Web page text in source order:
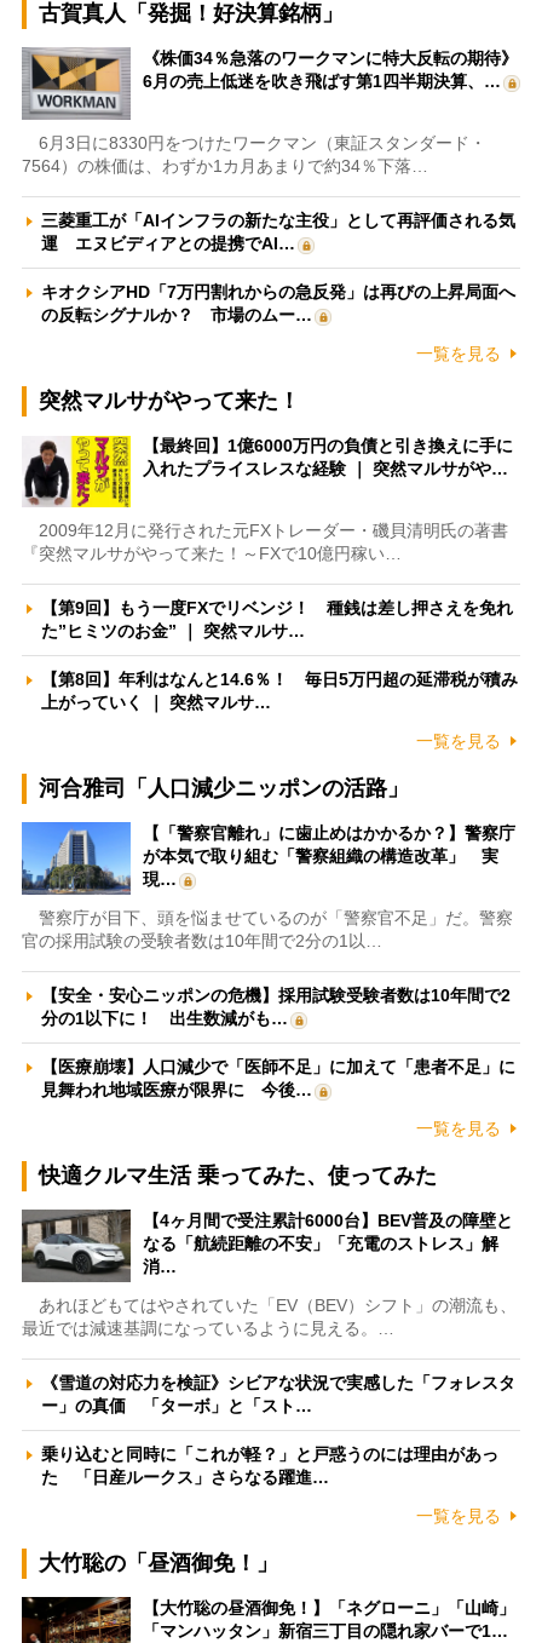
古賀真人「発掘！好決算銘柄」
《株価34％急落のワークマンに特大反転の期待》
6月の売上低迷を吹き飛ばす第1四半期決算、…
6月3日に8330円をつけたワークマン（東証スタンダード・
7564）の株価は、わずか1カ月あまりで約34％下落…
三菱重工が「AIインフラの新たな主役」として再評価される気
運 エヌビディアとの提携でAI…
キオクシアHD「7万円割れからの急反発」は再びの上昇局面へ
の反転シグナルか？ 市場のムー…
一覧を見る
突然マルサがやって来た！
【最終回】1億6000万円の負債と引き換えに手に
入れたプライスレスな経験 ｜ 突然マルサがや…
2009年12月に発行された元FXトレーダー・磯貝清明氏の著書
『突然マルサがやって来た！～FXで10億円稼い…
【第9回】もう一度FXでリベンジ！ 種銭は差し押さえを免れ
た”ヒミツのお金” ｜ 突然マルサ…
【第8回】年利はなんと14.6％！ 毎日5万円超の延滞税が積み
上がっていく ｜ 突然マルサ…
一覧を見る
河合雅司「人口減少ニッポンの活路」
【「警察官離れ」に歯止めはかかるか？】警察庁
が本気で取り組む「警察組織の構造改革」 実
現…
警察庁が目下、頭を悩ませているのが「警察官不足」だ。警察
官の採用試験の受験者数は10年間で2分の1以…
【安全・安心ニッポンの危機】採用試験受験者数は10年間で2
分の1以下に！ 出生数減がも…
【医療崩壊】人口減少で「医師不足」に加えて「患者不足」に
見舞われ地域医療が限界に 今後…
一覧を見る
快適クルマ生活 乗ってみた、使ってみた
【4ヶ月間で受注累計6000台】BEV普及の障壁と
なる「航続距離の不安」「充電のストレス」解
消…
あれほどもてはやされていた「EV（BEV）シフト」の潮流も、
最近では減速基調になっているように見える。…
《雪道の対応力を検証》シビアな状況で実感した「フォレスタ
ー」の真価 「ターボ」と「スト…
乗り込むと同時に「これが軽？」と戸惑うのには理由があっ
た 「日産ルークス」さらなる躍進…
一覧を見る
大竹聡の「昼酒御免！」
【大竹聡の昼酒御免！】「ネグローニ」「山崎」
「マンハッタン」新宿三丁目の隠れ家バーで1…